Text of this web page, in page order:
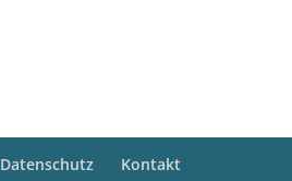
Datenschutz
Kontakt